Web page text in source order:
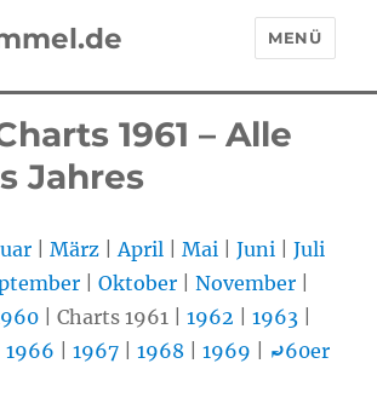
MENÜ
1961 – Alle
Jahres
|März |April |Mai |Juni |Juli
|Oktober |November
| Charts 1961 |1962 |1963
|1966 |1967 |1968 |1969 ⤾60er